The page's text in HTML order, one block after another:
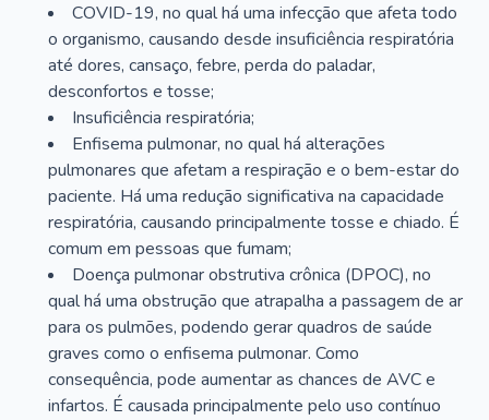
COVID-19, no qual há uma infecção que afeta todo
o organismo, causando desde insuficiência respiratória
até dores, cansaço, febre, perda do paladar,
desconfortos e tosse;
Insuficiência respiratória;
Enfisema pulmonar, no qual há alterações
pulmonares que afetam a respiração e o bem-estar do
paciente. Há uma redução significativa na capacidade
respiratória, causando principalmente tosse e chiado. É
comum em pessoas que fumam;
Doença pulmonar obstrutiva crônica (DPOC), no
qual há uma obstrução que atrapalha a passagem de ar
para os pulmões, podendo gerar quadros de saúde
graves como o enfisema pulmonar. Como
consequência, pode aumentar as chances de AVC e
infartos. É causada principalmente pelo uso contínuo